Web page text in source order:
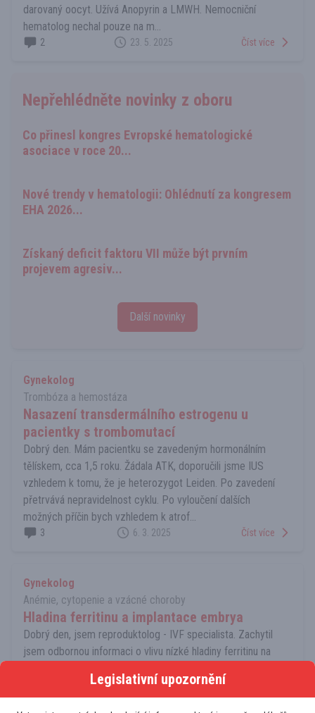
darovaný oocyt. Užívá Anopyrin a LMWH. Nemocniční
hematolog nechal pouze na m...
2 23. 5. 2025 Číst více
Nepřehlédněte novinky z oboru
Co přinesl kongres Evropské hematologické
asociace v roce 20...
Nové trendy v hematologii: Ohlédnutí za kongresem
EHA 2026...
Získaný deficit faktoru VII může být prvním
projevem agresiv...
Další novinky
Gynekolog
Trombóza a hemostáza
Nasazení transdermálního estrogenu u
pacientky s trombomutací
Dobrý den. Mám pacientku se zavedeným hormonálním
tělískem, cca 1,5 roku. Žádala ATK, doporučili jsme IUS
vzhledem k tomu, že je heterozygot Leiden. Po zavedení
přetrvává nepravidelnost cyklu. Po vyloučení dalších
možných příčin bych vzhledem k atrof...
3 6. 3. 2025 Číst více
Gynekolog
Anémie, cytopenie a vzácné choroby
Hladina ferritinu a implantace embrya
Dobrý den, jsem reproduktolog - IVF specialista. Zachytil
jsem odbornou informaci o vlivu nízké hladiny ferritinu na
mikrog/l. Norma naší laboratoře (Unilab) je 10 - 291. Začal
jsem spolu s negativní...
Legislativní upozornění